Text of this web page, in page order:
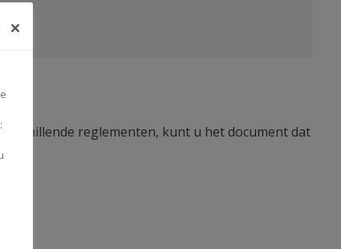
reglementen, kunt u het document dat